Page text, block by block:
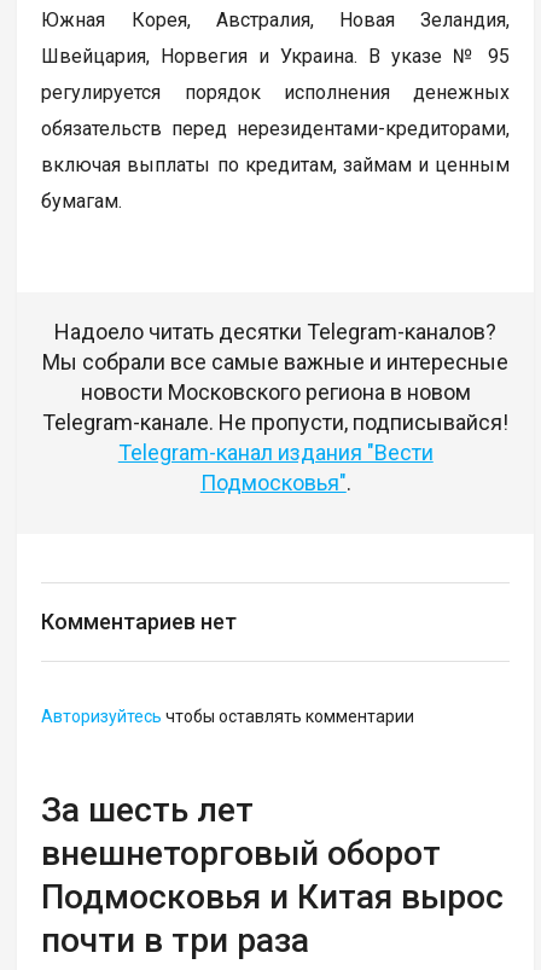
Южная Корея, Австралия, Новая Зеландия,
Швейцария, Норвегия и Украина. В указе № 95
регулируется порядок исполнения денежных
обязательств перед нерезидентами-кредиторами,
включая выплаты по кредитам, займам и ценным
бумагам.
Надоело читать десятки Telegram-каналов?
Мы собрали все самые важные и интересные
новости Московского региона в новом
Telegram-канале. Не пропусти, подписывайся!
Telegram-канал издания "Вести
Подмосковья".
Комментариев нет
Авторизуйтесь чтобы оставлять комментарии
За шесть лет
внешнеторговый оборот
Подмосковья и Китая вырос
почти в три раза